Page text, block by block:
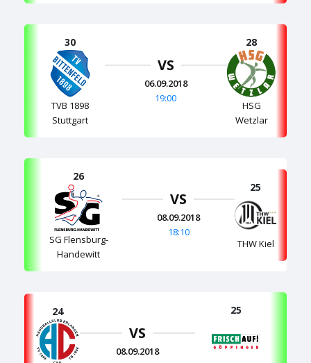
30
TVB 1898
Stuttgart
VS
06.09.2018
19:00
28
HSG
Wetzlar
26
SG Flensburg-
Handewitt
VS
08.09.2018
18:10
25
THW Kiel
24
VS
08.09.2018
25